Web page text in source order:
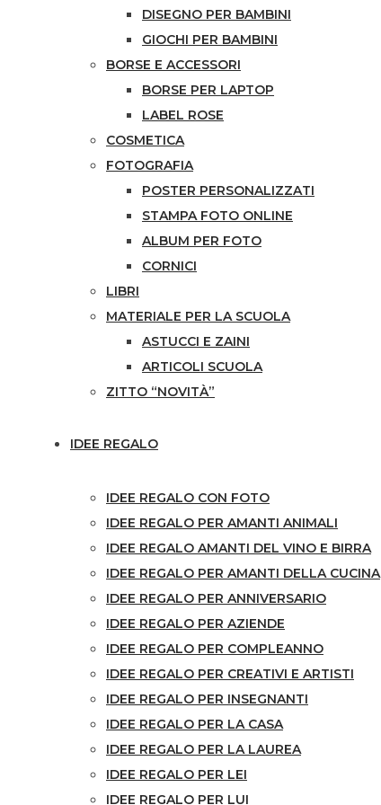
DISEGNO PER BAMBINI
GIOCHI PER BAMBINI
BORSE E ACCESSORI
BORSE PER LAPTOP
LABEL ROSE
COSMETICA
FOTOGRAFIA
POSTER PERSONALIZZATI
STAMPA FOTO ONLINE
ALBUM PER FOTO
CORNICI
LIBRI
MATERIALE PER LA SCUOLA
ASTUCCI E ZAINI
ARTICOLI SCUOLA
ZITTO “NOVITÀ”
IDEE REGALO
IDEE REGALO CON FOTO
IDEE REGALO PER AMANTI ANIMALI
IDEE REGALO AMANTI DEL VINO E BIRRA
IDEE REGALO PER AMANTI DELLA CUCINA
IDEE REGALO PER ANNIVERSARIO
IDEE REGALO PER AZIENDE
IDEE REGALO PER COMPLEANNO
IDEE REGALO PER CREATIVI E ARTISTI
IDEE REGALO PER INSEGNANTI
IDEE REGALO PER LA CASA
IDEE REGALO PER LA LAUREA
IDEE REGALO PER LEI
IDEE REGALO PER LUI